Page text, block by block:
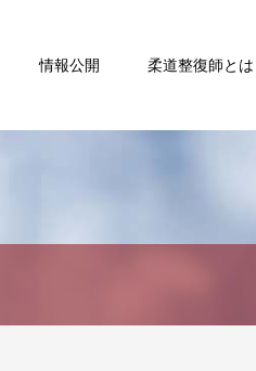
情報公開 柔道整復師とは